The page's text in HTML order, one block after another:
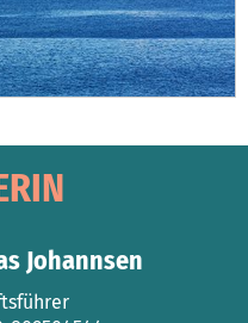
Johannsen